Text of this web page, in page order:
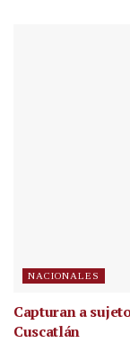
NACIONALES
Capturan a
Cuscatlán